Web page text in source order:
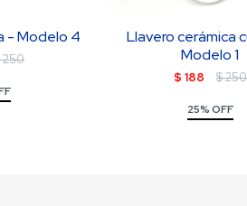
- Modelo 4
250
Llavero cerámica
Modelo 1
$ 188 $250
25% OFF